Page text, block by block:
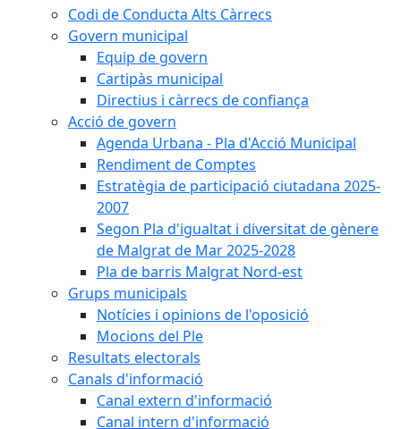
Codi de Conducta Alts Càrrecs
Govern municipal
Equip de govern
Cartipàs municipal
Directius i càrrecs de confiança
Acció de govern
Agenda Urbana - Pla d'Acció Municipal
Rendiment de Comptes
Estratègia de participació ciutadana 2025-
2007
Segon Pla d'igualtat i diversitat de gènere
de Malgrat de Mar 2025-2028
Pla de barris Malgrat Nord-est
Grups municipals
Notícies i opinions de l'oposició
Mocions del Ple
Resultats electorals
Canals d'informació
Canal extern d'informació
Canal intern d'informació